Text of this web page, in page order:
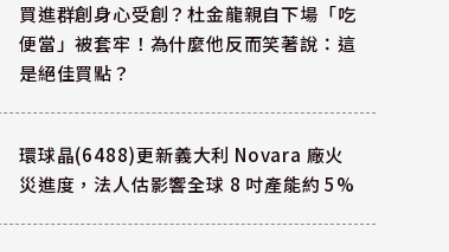
買進群創身心受創？杜金龍親自下場「吃
便當」被套牢！為什麼他反而笑著說：這
是絕佳買點？
環球晶(6488)更新義大利 Novara 廠火
災進度，法人估影響全球 8 吋產能約 5%